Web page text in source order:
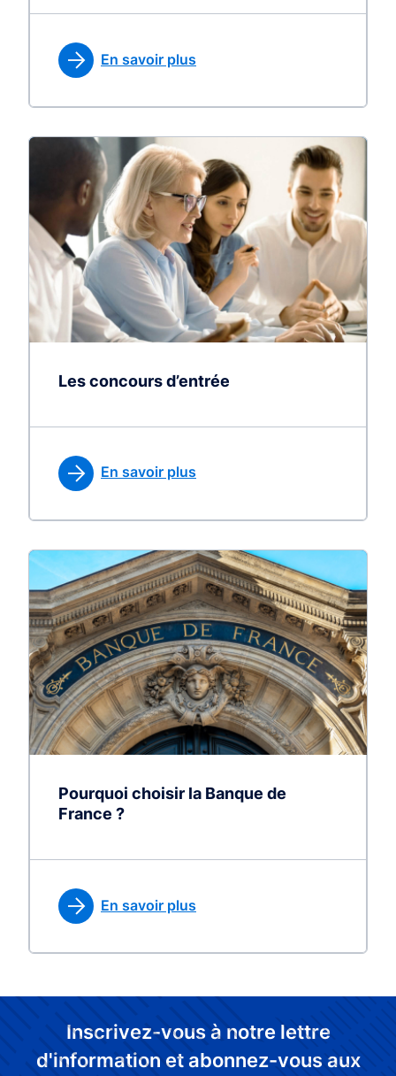
En savoir plus
Les concours d’entrée
En savoir plus
Pourquoi choisir la Banque de
France ?
En savoir plus
Inscrivez-vous à notre lettre
d'information et abonnez-vous aux